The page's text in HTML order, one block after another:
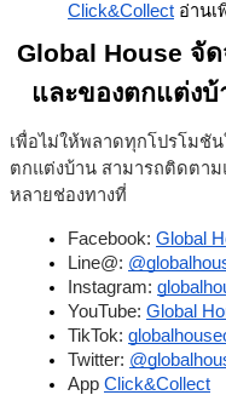
Click&Collect อ่านเ
Global House จั
และของตกแต่ง
เพื่อไม่ให้พลาดทุกโปรโมชั
ตกแต่งบ้าน สามารถติดตาม
หลายช่องทางที่
Facebook: Global
Line@:
Instagram:
YouTube: Global
TikTok:
Twitter:
App Click&Collect